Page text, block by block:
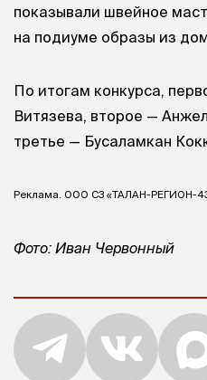
показывали швейное
на подиуме образы из
По итогам конкурса,
Витязева, второе —
третье — Бусаламкан
Реклама. ООО СЗ «ТАЛАН-РЕГИОН-
Фото: Иван Червонный